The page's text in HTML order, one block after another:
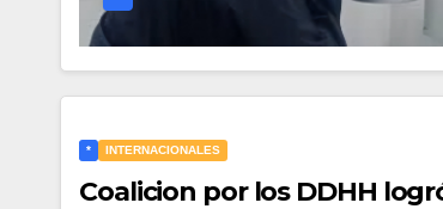
* INTERNACIONALES
Coalicion por los DDHH